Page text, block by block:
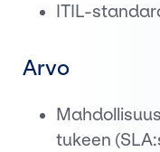
ITIL-
Arvo
tukeen